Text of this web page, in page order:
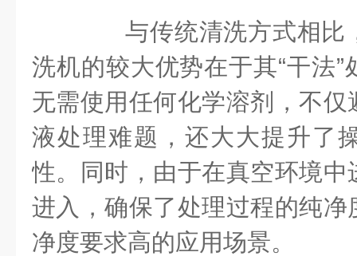
与传统清洗方式相比
洗机的较大优势在于其“干法
无需使用任何化学溶剂，不
液处理难题，还大大提升了
性。同时，由于在真空环境
进入，确保了处理过程的纯
净度要求高的应用场景。